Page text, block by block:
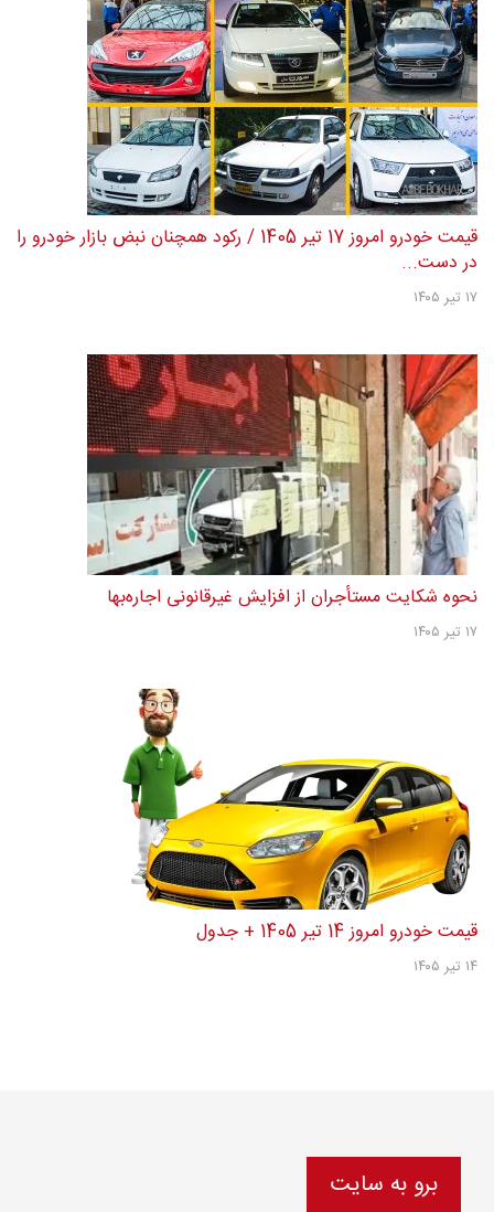
قیمت خودرو امروز 17 تیر 1405 / رکود همچنان نبض بازار خودرو را
در دست...
۱۷ تیر ۱۴۰۵
نحوه شکایت مستأجران از افزایش غیرقانونی اجاره‌بها
۱۷ تیر ۱۴۰۵
قیمت خودرو امروز 14 تیر 1405 + جدول
۱۴ تیر ۱۴۰۵
برو به سایت